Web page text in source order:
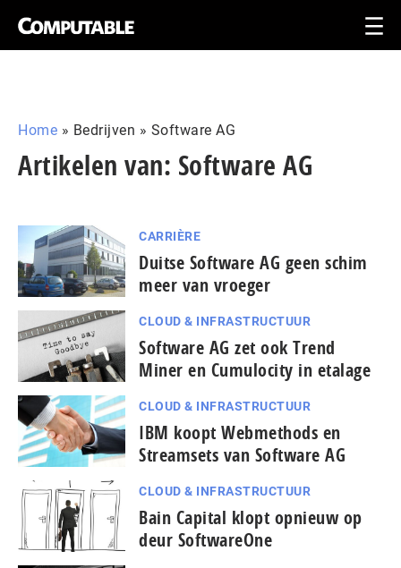
Home » Bedrijven » Software AG
Artikelen van: Software AG
CARRIÈRE
Duitse Software AG geen schim
meer van vroeger
CLOUD & INFRASTRUCTUUR
Software AG zet ook Trend
Miner en Cumulocity in etalage
CLOUD & INFRASTRUCTUUR
IBM koopt Webmethods en
Streamsets van Software AG
CLOUD & INFRASTRUCTUUR
Bain Capital klopt opnieuw op
deur SoftwareOne